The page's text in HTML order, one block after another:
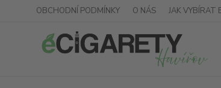
OBCHODNÍ PODMÍNKY O NÁS JAK VYBÍRAT